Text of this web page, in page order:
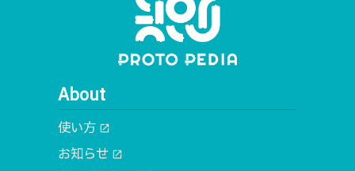
About
使い方 open_in_new
お知らせ open_in_new